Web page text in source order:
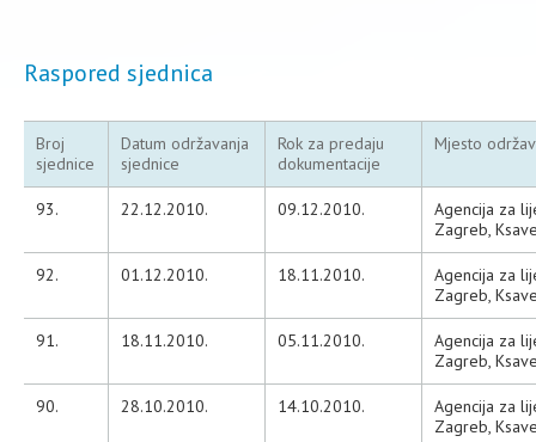
Raspored sjednica
Broj
sjednice
Datum održavanja
sjednice
Rok za predaju
dokumentacije
Mjesto
93. 22.12.2010. 09.12.2010.
Agencija za
Zagreb,
92. 01.12.2010. 18.11.2010.
Agencija za
Zagreb,
91. 18.11.2010. 05.11.2010.
Agencija za
Zagreb,
90. 28.10.2010. 14.10.2010.
Agencija za
Zagreb,